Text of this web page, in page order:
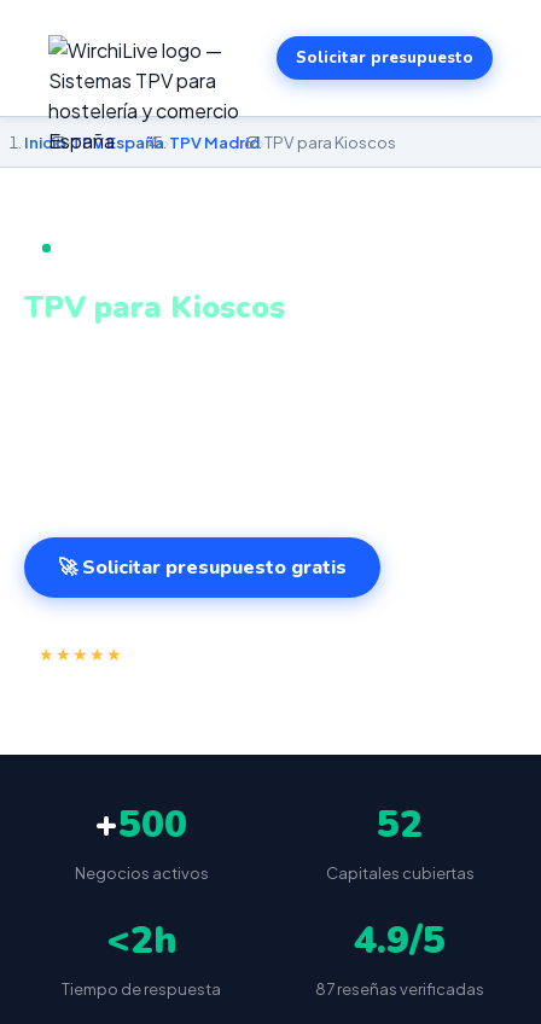
Solicitar presupuesto
Inicio›TPV España›TPV Madrid›TPV para Kioscos
TPV para Kioscos
🚀 Solicitar presupuesto gratis
★★★★★
+500
Negocios activos
52
Capitales cubiertas
<2h
Tiempo de respuesta
4.9/5
87 reseñas verificadas